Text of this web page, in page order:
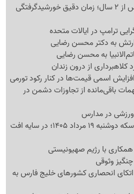
خورشیدگرفتگی کامل پس از 2 سال؛ زمان دقیق خورشیدگرفتگی
ترامپ در ایالات متحده
ارتش به دکتر محسن رضایی
به محسن رضایی
اسمی قیمت‌ها در کنار رکود تورمی
باقی‌مانده از تجاوزات دشمن در
در مدارس
پیش بینی قیمت طلا و سکه دوشنبه 19 مرداد 1405؛ در سایه افت
همکاری با رژیم صهیونیستی
وثوقی
اتکای انحصاری کشورهای خلیج فارس به